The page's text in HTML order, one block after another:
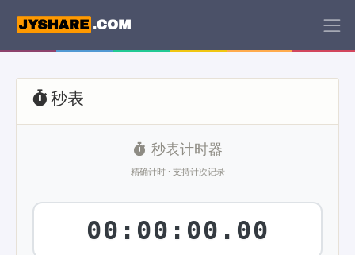
秒表
秒表计时器
精确计时 · 支持计次记录
00:00:00.00